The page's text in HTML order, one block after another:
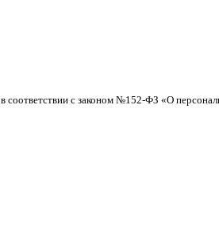
в соответствии с законом №152-ФЗ «О